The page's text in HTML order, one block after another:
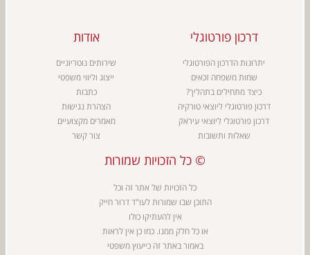
דרכון פורטוגלי
יתרונות הדרכון הפורטוגלי
שמות משפחה זכאים
כיצד מתחילים בתהליך?
דרכון פורטוגלי ליוצאי טורקיה
דרכון פורטוגלי ליוצאי עיראק
שאלות ותשובות
אודות
שירותים נוטריוניים
ייצוג וליווי משפטי
כתבות
הצהרת נגישות
מאמרים מקצועיים
צור קשר
כל הזכויות שמורות ©
כל הזכויות של אתר זה וכל
התוכן שבו שמורות לעו"ד דרור חייק
אין להעתיקו כולו
או כל חלק ממנו. כמו כן אין לראות
באמור באתר זה כייעוץ משפטי